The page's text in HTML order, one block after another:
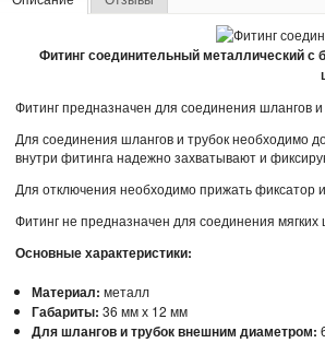
Фитинг соединительный металлический
Фитинг предназначен для соединения шлангов
Для соединения шлангов и трубок необходимо
внутри фитинга надежно захватывают и
Для отключения необходимо прижать фиксатор
Фитинг не предназначен для соединения мягких
Основные характеристики:
Материал: металл
Габариты: 36 мм х 12 мм
Для шлангов и трубок внешним диаметром: